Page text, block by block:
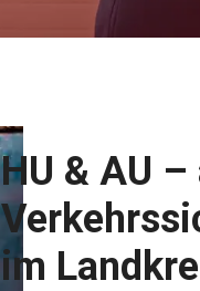
HU & AU
im